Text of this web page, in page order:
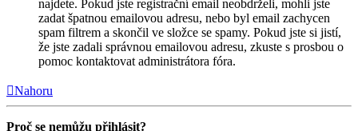
najdete. Pokud jste registrační email neobdrželi, mohli jste
zadat špatnou emailovou adresu, nebo byl email zachycen
spam filtrem a skončil ve složce se spamy. Pokud jste si jistí,
že jste zadali správnou emailovou adresu, zkuste s prosbou o
pomoc kontaktovat administrátora fóra.
Nahoru
Proč se nemůžu přihlásit?